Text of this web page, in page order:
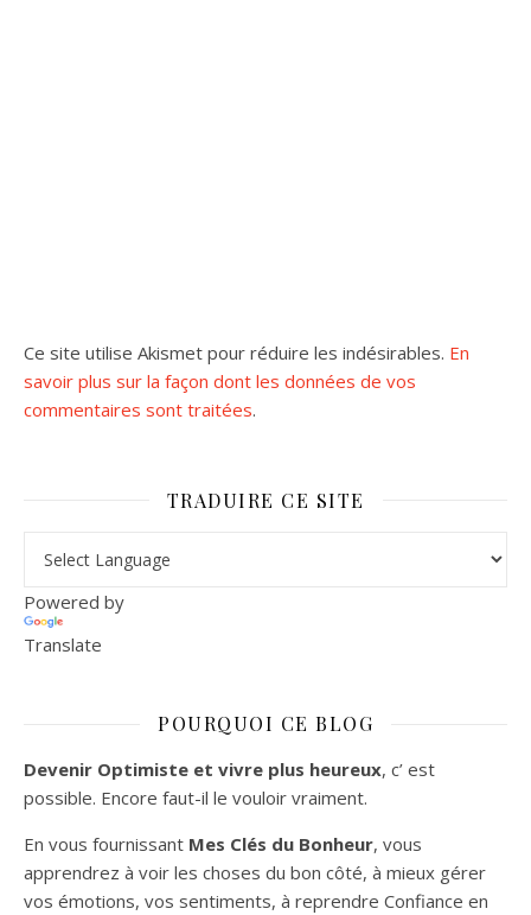
Ce site utilise Akismet pour réduire les indésirables. En
savoir plus sur la façon dont les données de vos
commentaires sont traitées.
TRADUIRE CE SITE
Powered by
Translate
POURQUOI CE BLOG
Devenir Optimiste et vivre plus heureux, c’ est
possible. Encore faut-il le vouloir vraiment.
En vous fournissant Mes Clés du Bonheur, vous
apprendrez à voir les choses du bon côté, à mieux gérer
vos émotions, vos sentiments, à reprendre Confiance en